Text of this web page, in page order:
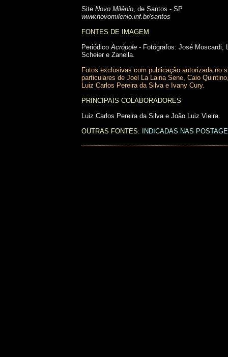
Site Novo Milênio, de Santos - SP
www.novomilenio.inf.br/santos
FONTES DE IMAGEM
PeriódicoAcrópole - Fotógrafos: José Moscardi,
Scheier e Zanella.
Fotos exclusivas com publicação autorizada no
particulares de Joel La Laina Sene, Caio
Luiz Carlos Pereira da Silva e Ivany Cury.
PRINCIPAIS COLABORADORES
Luiz Carlos Pereira da Silva e João Luiz Vieira.
OUTRAS FONTES:
INDICADAS NAS